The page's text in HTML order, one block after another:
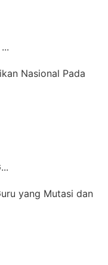
Nasional Pada
yang Mutasi dan